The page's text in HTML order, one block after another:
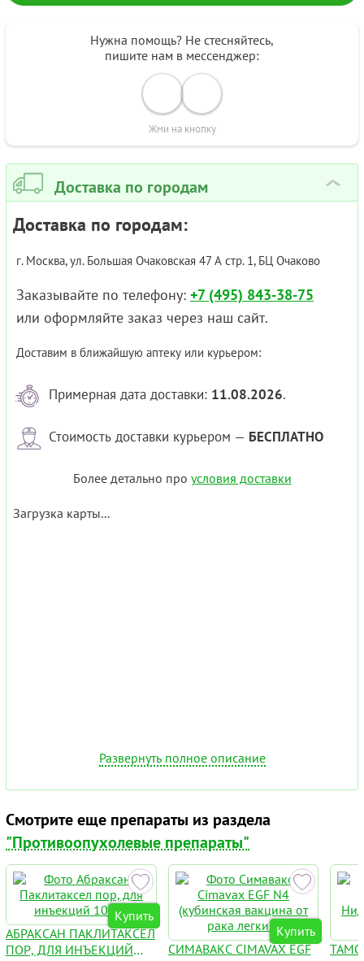
Нужна помощь? Не стесняйтесь,
пишите нам в мессенджер:
Жми на кнопку
Доставка по городам ›
Доставка по городам:
г. Москва, ул. Большая Очаковская 47 А стр. 1, БЦ Очаково
Заказывайте по телефону: +7 (495) 843-38-75
или оформляйте заказ через наш сайт.
Доставим в ближайшую аптеку или курьером:
Примерная дата доставки: 11.08.2026.
Стоимость доставки курьером — БЕСПЛАТНО
Более детально про условия доставки
Загрузка карты...
Развернуть полное описание
Смотрите еще препараты из раздела
"Противоопухолевые препараты"
Купить
АБРАКСАН ПАКЛИТАКСЕЛ
ПОР, ДЛЯ ИНЪЕКЦИЙ
Купить
СИМАВАКС CIMAVAX EGF